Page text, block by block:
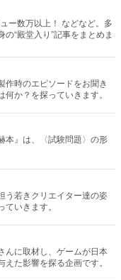
ー数万以上！ などなど。多
“殿堂入り”記事をまとめま
作時のエピソードをお聞き
か？を探っていきます。
本』は、〈試験問題〉の形
う若きクリエイター達の姿
いきます。
んに取材し、ゲームが日本
た影響を探る企画です。